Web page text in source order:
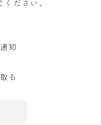
ださい。
知
る